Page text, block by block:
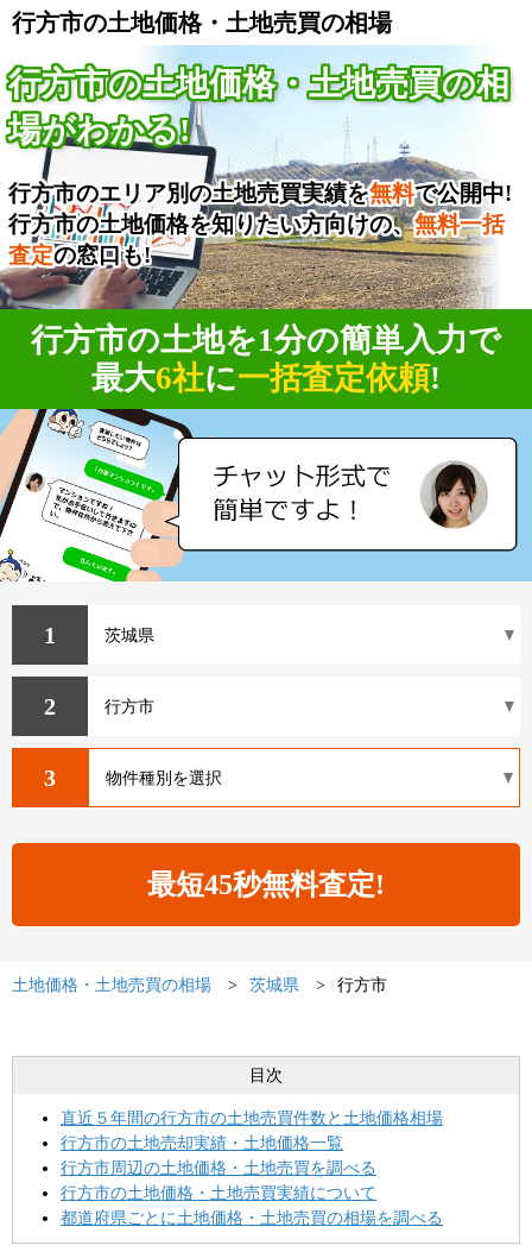
行方市の土地価格・土地売買の相場
行方市の土地価格・土地売買の相
場がわかる!
行方市のエリア別の土地売買実績を無料で公開中!
行方市の土地価格を知りたい方向けの、無料一括
査定の窓口も!
行方市の土地を1分の簡単入力で
最大6社に一括査定依頼!
1
2
3
土地価格・土地売買の相場 茨城県 行方市
目次
直近５年間の行方市の土地売買件数と土地価格相場
行方市の土地売却実績・土地価格一覧
行方市周辺の土地価格・土地売買を調べる
行方市の土地価格・土地売買実績について
都道府県ごとに土地価格・土地売買の相場を調べる